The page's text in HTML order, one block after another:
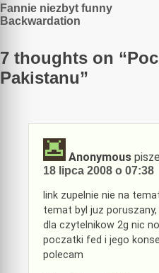
Nawigacja
wpisu
Fannie niezbyt funny
Backwardation
7 thoughts on “
Pakistanu”
Anonymous
18 lipca 2008 o 07:38
link zupelnie nie na
temat byl juz
dla czytelnikow 2g nic
poczatki fed i jego
polecam